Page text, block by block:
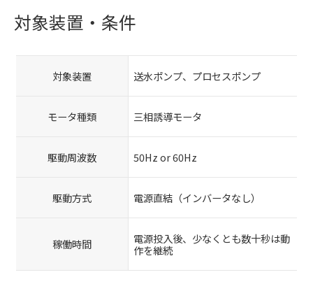
対象装置・条件
対象装置 送水ポンプ、プロセスポンプ
モータ種類 ​三相誘導モータ
駆動周波数 50Hz or 60Hz
駆動方式 電源直結（インバータなし）
稼働時間
電源投入後、少なくとも数十秒は動
作を継続